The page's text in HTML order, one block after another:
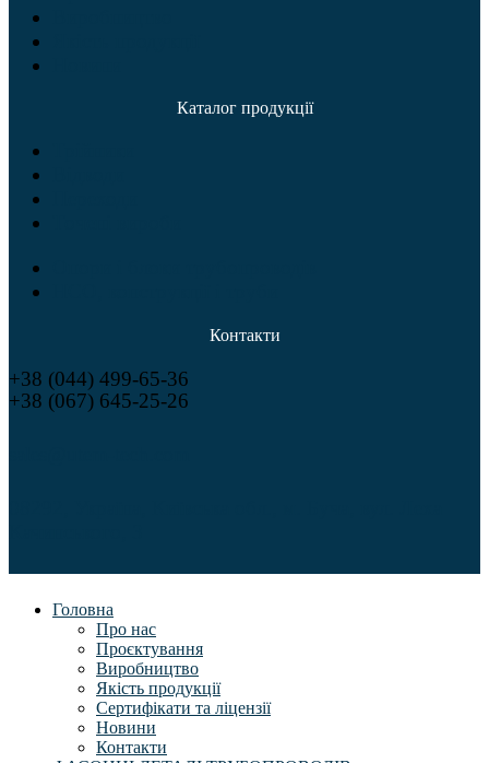
Каталог продукції
Контакти
+38 (044) 499-65-36
+38 (067) 645-25-26
Головна
Про нас
Проєктування
Виробництво
Якість продукції
Сертифікати та ліцензії
Новини
Контакти